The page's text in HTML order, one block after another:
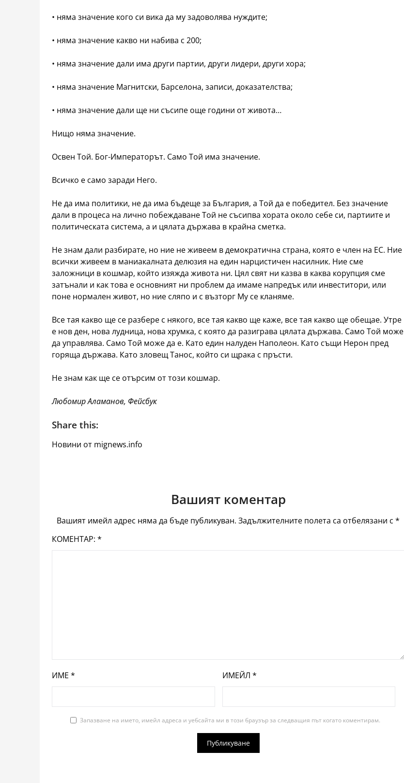
• няма значение кого си вика да му задоволява нуждите;
• няма значение какво ни набива с 200;
• няма значение дали има други партии, други лидери, други хора;
• няма значение Магнитски, Барселона, записи, доказателства;
• няма значение дали ще ни съсипе още години от живота…
Нищо няма значение.
Освен Той. Бог-Императорът. Само Той има значение.
Всичко е само заради Него.
Не да има политики, не да има бъдеще за България, а Той да е победител. Без значение
дали в процеса на лично побеждаване Той не съсипва хората около себе си, партиите и
политическата система, а и цялата държава в крайна сметка.
Не знам дали разбирате, но ние не живеем в демократична страна, която е член на ЕС. Ние
всички живеем в маниакалната делюзия на един нарцистичен насилник. Ние сме
заложници в кошмар, който изяжда живота ни. Цял свят ни казва в каква корупция сме
затънали и как това е основният ни проблем да имаме напредък или инвеститори, или
поне нормален живот, но ние сляпо и с възторг Му се кланяме.
Все тая какво ще се разбере с някого, все тая какво ще каже, все тая какво ще обещае. Утре
е нов ден, нова лудница, нова хрумка, с която да разиграва цялата държава. Само Той може
да управлява. Само Той може да е. Като един налуден Наполеон. Като същи Нерон пред
горяща държава. Като зловещ Танос, който си щрака с пръсти.
Не знам как ще се отърсим от този кошмар.
Любомир Аламанов, Фейсбук
Share this:
Новини от mignews.info
Вашият коментар
Вашият имейл адрес няма да бъде публикуван. Задължителните полета са отбелязани с*
КОМЕНТАР: *
ИМЕ * ИМЕЙЛ *
Запазване на името, имейл адреса и уебсайта ми в този браузър за следващия път когато коментирам.